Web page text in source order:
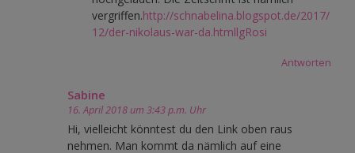
vergriffen.http://schnabelina.blogspot.de/2017/
12/der-nikolaus-war-da.htmllgRosi
Antworten
Sabine
16. April 2018 um 3:43 p.m. Uhr
Hi, vielleicht könntest du den Link oben raus
nehmen. Man kommt da nämlich auf eine